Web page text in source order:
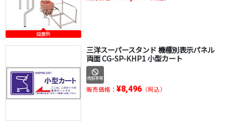
設置例
三洋スーパースタンド 機種別表示パネル
両面 CG-SP-KHP1 小型カート
販売価格： ¥8,496（税込）